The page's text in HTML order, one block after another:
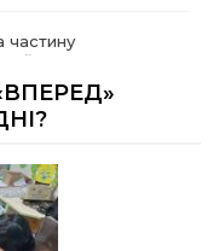
частину
йдеться
коли
«Молода
«Пульс життя»